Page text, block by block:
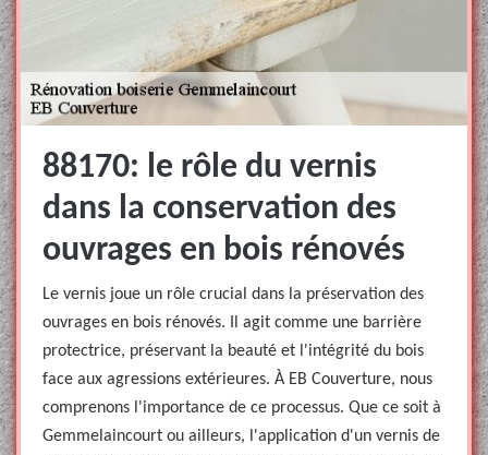
88170: le rôle du vernis
dans la conservation des
ouvrages en bois rénovés
Le vernis joue un rôle crucial dans la préservation des
ouvrages en bois rénovés. Il agit comme une barrière
protectrice, préservant la beauté et l'intégrité du bois
face aux agressions extérieures. À EB Couverture, nous
comprenons l'importance de ce processus. Que ce soit à
Gemmelaincourt ou ailleurs, l'application d'un vernis de